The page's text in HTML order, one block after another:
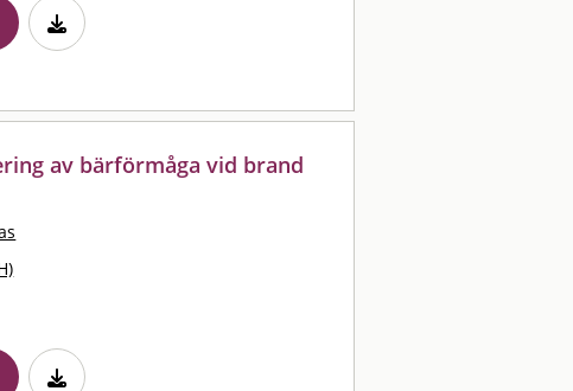
av bärförmåga vid brand